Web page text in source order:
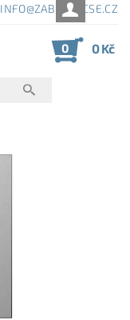
INFO@ZABEZPECSE.CZ
0 0 Kč